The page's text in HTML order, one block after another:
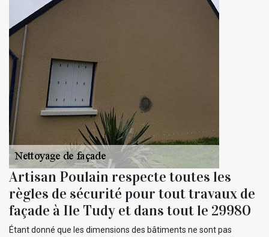
Artisan Poulain respecte toutes les
règles de sécurité pour tout travaux de
façade à Ile Tudy et dans tout le 29980
Étant donné que les dimensions des bâtiments ne sont pas